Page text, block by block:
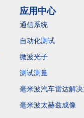
应用中心
通信系统
自动化测试
微波光子
测试测量
毫米波汽车雷达解
毫米波太赫兹成